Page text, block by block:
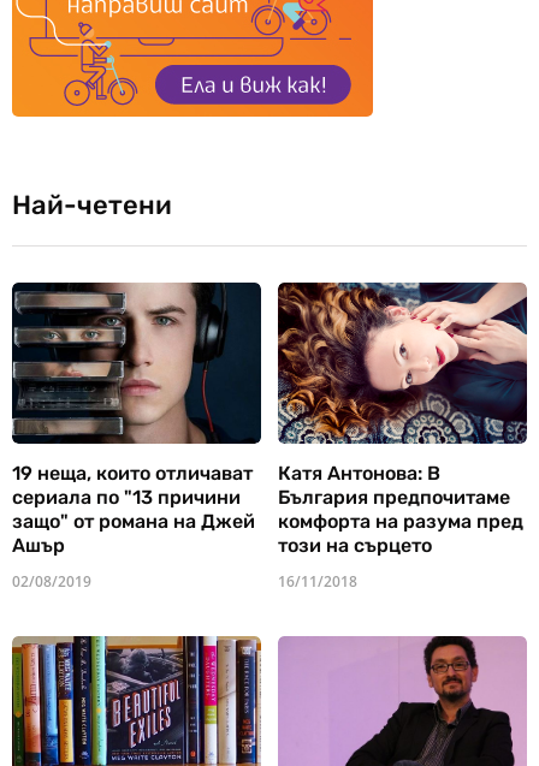
Най-четени
19 неща, които отличават
сериала по "13 причини
защо" от романа на Джей
Ашър
02/08/2019
Катя Антонова: В
България предпочитаме
комфорта на разума пред
този на сърцето
16/11/2018